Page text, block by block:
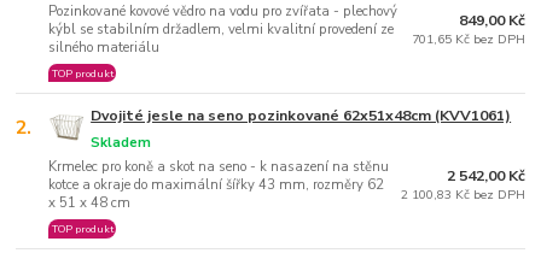
Pozinkované kovové vědro na vodu pro zvířata - plechový
kýbl se stabilním držadlem, velmi kvalitní provedení ze
silného materiálu
TOP produkt
849,00 Kč
701,65 Kč bez DPH
2. Dvojité jesle na seno pozinkované 62x51x48cm (KVV1061)
Krmelec pro koně a skot na seno - k nasazení na stěnu
kotce a okraje do maximální šířky 43 mm, rozměry 62
x 51 x 48 cm
Skladem
TOP produkt
2 542,00 Kč
2 100,83 Kč bez DPH